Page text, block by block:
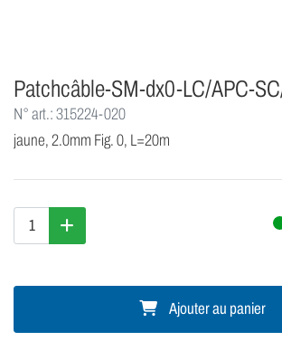
Patchcâble-SM-dx0-LC/APC-
N° art.: 315224-020
jaune, 2.0mm Fig. 0, L=20m
Ajouter au panier